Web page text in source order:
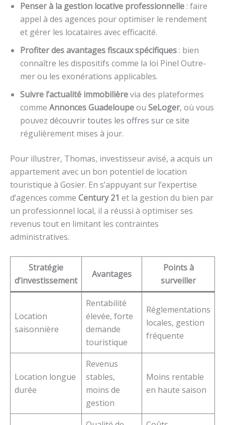
Penser à la gestion locative professionnelle : faire
appel à des agences pour optimiser le rendement
et gérer les locataires avec efficacité.
Profiter des avantages fiscaux spécifiques : bien
connaître les dispositifs comme la loi Pinel Outre-
mer ou les exonérations applicables.
Suivre l’actualité immobilièrevia des plateformes
comme Annonces Guadeloupeou SeLoger, où vous
pouvez découvrir toutes les offres sur ce site
régulièrement mises à jour.
Pour illustrer, Thomas, investisseur avisé, a acquis un
appartement avec un bon potentiel de location
touristique à Gosier. En s’appuyant sur l’expertise
d’agences comme Century 21 et la gestion du bien par
un professionnel local, il a réussi à optimiser ses
revenus tout en limitant les contraintes
administratives.
Stratégie
d’investissement
Avantages
Points à
surveiller
Location
saisonnière
Rentabilité
élevée, forte
demande
touristique
Réglementations
locales, gestion
fréquente
Location longue
durée
Revenus
stables,
moins de
gestion
Moins rentable
en haute saison